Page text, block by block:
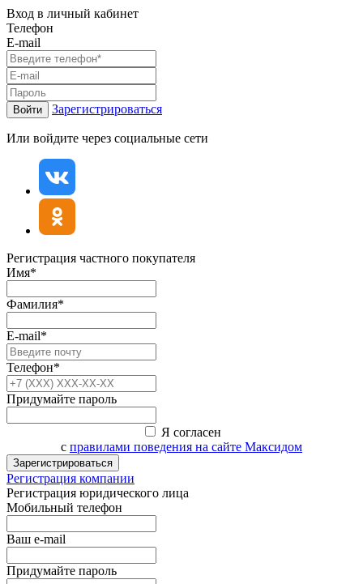
Вход в личный кабинет
Телефон
E-mail
Войти Зарегистрироваться
Или войдите через социальные сети
Регистрация частного покупателя
Имя*
Фамилия*
E-mail*
Телефон*
Придумайте пароль
Я согласен
с правилами поведения на сайте Максидом
Зарегистрироваться
Регистрация компании
Регистрация юридического лица
Мобильный телефон
Ваш e-mail
Придумайте пароль